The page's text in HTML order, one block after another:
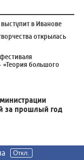
в Иванове
открылась
большого
за прошлый год
Откл.
Откл.
Откл.
Откл.
Откл.
Откл.
Откл.
Откл.